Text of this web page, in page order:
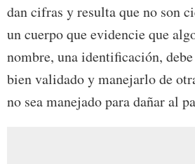
dan cifras y resulta que no son
un cuerpo que evidencie que
nombre, una identificación,
bien validado y manejarlo de
no sea manejado para dañar al